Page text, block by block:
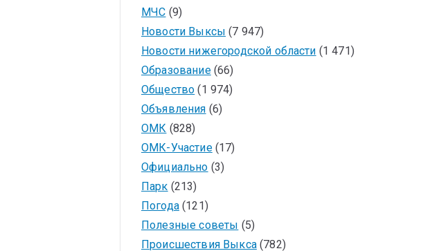
МЧС (9)
Новости Выксы (7 947)
Новости нижегородской области (1 471)
Образование(66)
Общество (1 974)
Объявления (6)
ОМК (828)
ОМК-Участие(17)
Официально (3)
Парк (213)
Погода(121)
Полезные советы (5)
Происшествия Выкса(782)